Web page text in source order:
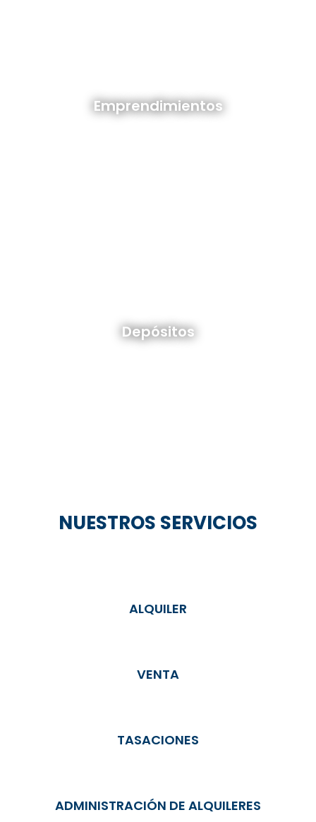
Emprendimientos
Depósitos
NUESTROS SERVICIOS
ALQUILER
VENTA
TASACIONES
ADMINISTRACIÓN DE ALQUILERES